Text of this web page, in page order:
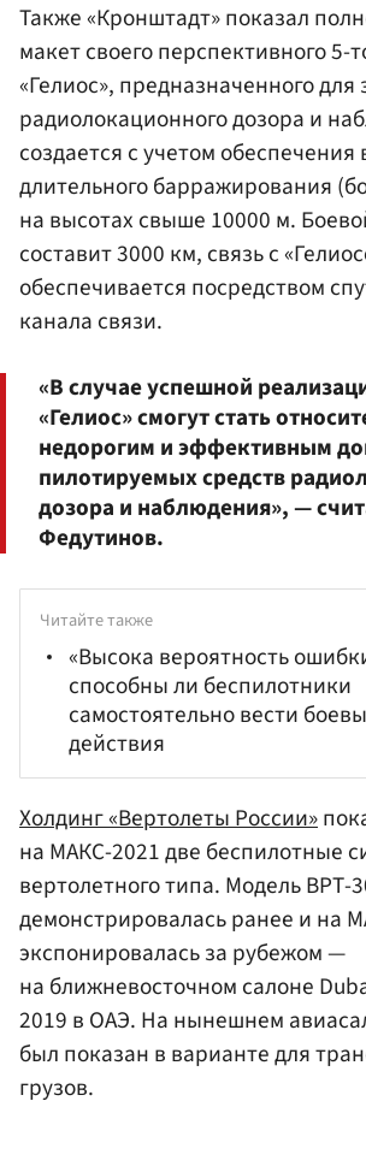
Также «Кронштадт» показал
макет своего перспективного 5-
«Гелиос», предназначенного для
радиолокационного дозора и
создается с учетом
длительного барражирования
на высотах свыше 10000 м.
составит 3000 км, связь с
обеспечивается посредством
канала связи.
«В случае успешной
«Гелиос» смогут стать
недорогим и эффективным
пилотируемых средств
дозора и наблюдения», —
Федутинов.
Читайте также
«Высока вероятность
способны ли беспилотники
самостоятельно вести
действия
Холдинг «Вертолеты России»
на МАКС-2021 две беспилотные
вертолетного типа. Модель ВРТ-
демонстрировалась ранее и на
экспонировалась за рубежом —
на ближневосточном салоне
2019 в ОАЭ. На нынешнем
был показан в варианте для
грузов.